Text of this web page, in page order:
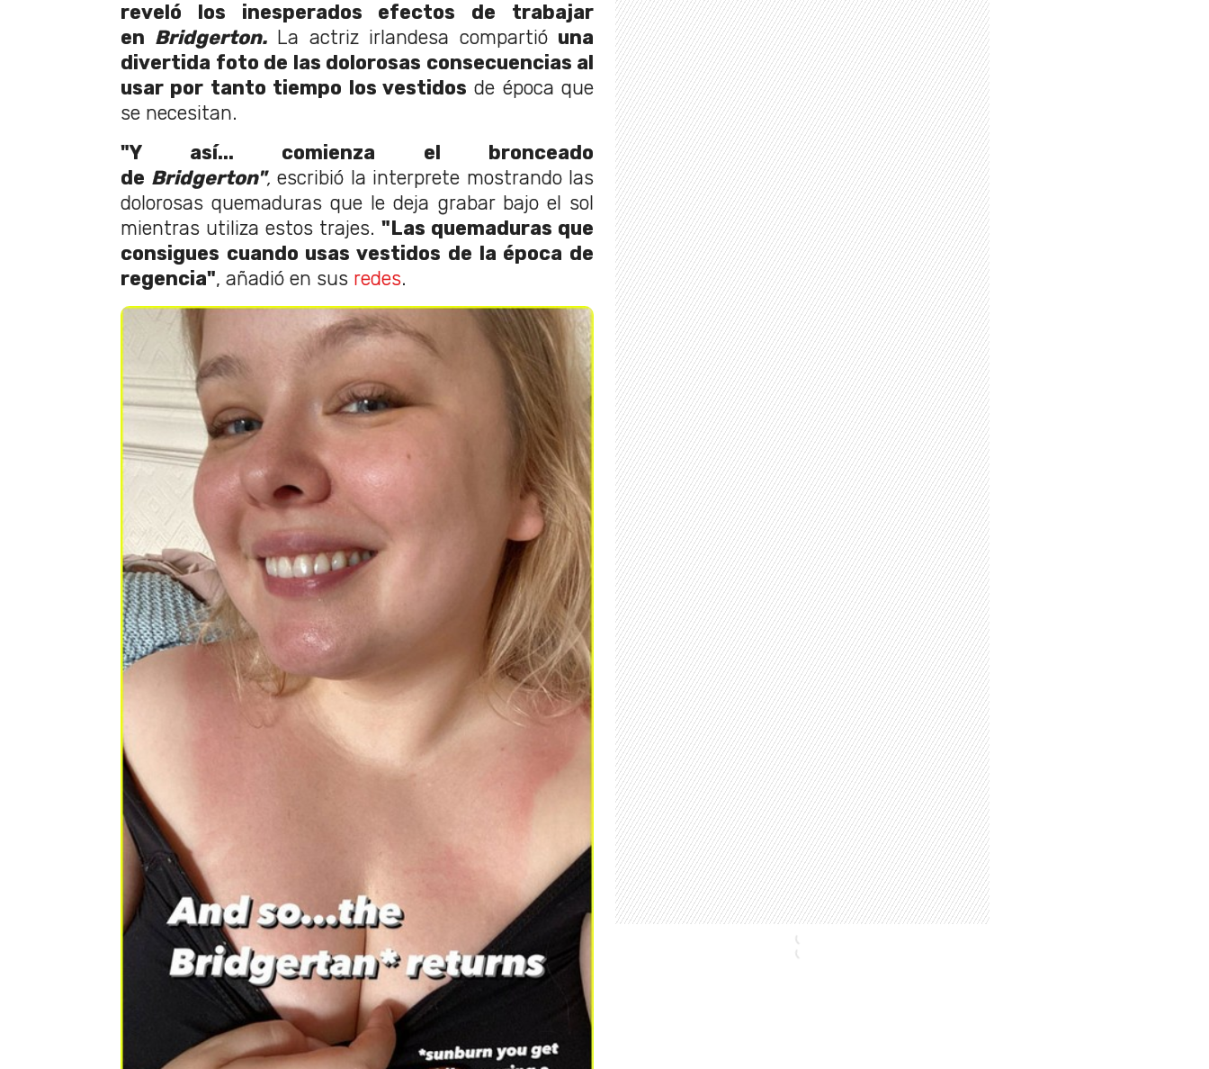
reveló los inesperados efectos de trabajar
en Bridgerton. La actriz irlandesa compartió una
divertida foto de las dolorosas consecuencias al
usar por tanto tiempo los vestidos de época que
se necesitan.
"Y así... comienza el bronceado
de Bridgerton", escribió la interprete mostrando las
dolorosas quemaduras que le deja grabar bajo el sol
mientras utiliza estos trajes. "Las quemaduras que
consigues cuando usas vestidos de la época de
regencia", añadió en sus redes.